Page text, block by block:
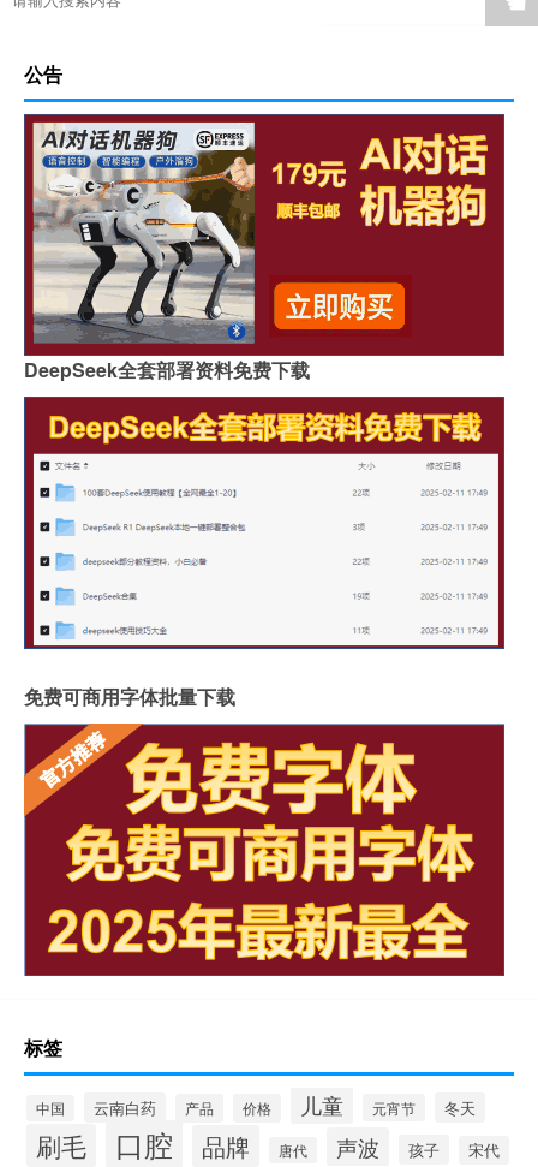
公告
DeepSeek全套部署资料免费下载
免费可商用字体批量下载
标签
中国 云南白药 产品 价格 儿童 元宵节 冬天
刷毛 口腔 品牌 唐代 声波 孩子 宋代